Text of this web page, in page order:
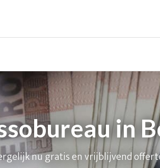
in
nu gratis en vrijblijvend